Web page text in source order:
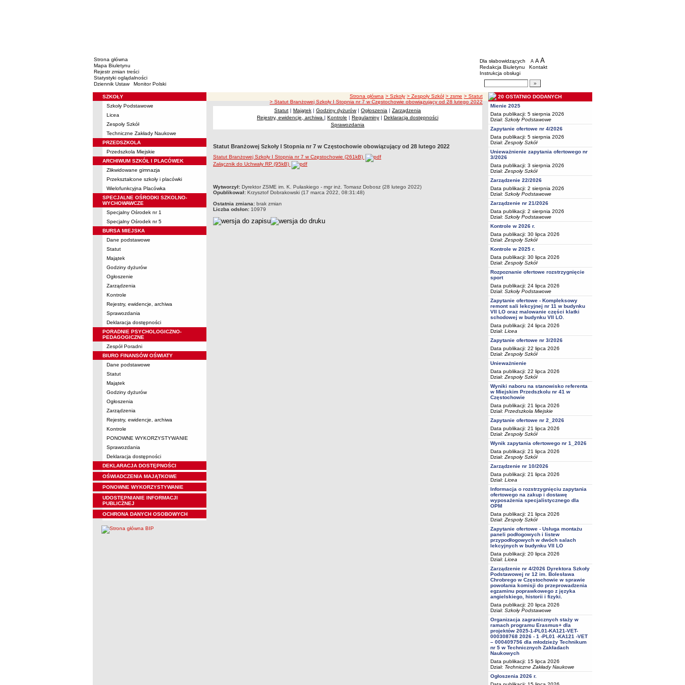
Strona główna
Mapa Biuletynu
Rejestr zmian treści
Statystyki oglądalności
Dziennik Ustaw
Monitor Polski
BIP - Oświata Częstochowa
Menu dodatkowe
Dla słabowidzących A pomniejsz czcionkę
A standardowy rozmiar czcionki
A
Redakcja Biuletynu
Kontakt
Instrukcja obsługi
Wyszukiwarka artykułów
Menu
SZKOŁY
Szkoły Podstawowe
Licea
Zespoły Szkół
Techniczne Zakłady Naukowe
PRZEDSZKOLA
Przedszkola Miejskie
ARCHIWUM SZKÓŁ I PLACÓWEK
Zlikwidowane gimnazja
Przekształcone szkoły i placówki
Wielofunkcyjna Placówka
SPECJALNE OŚRODKI SZKOLNO-
WYCHOWAWCZE
Specjalny Ośrodek nr 1
Specjalny Ośrodek nr 5
BURSA MIEJSKA
Dane podstawowe
Statut
Majątek
Godziny dyżurów
Ogłoszenie
Zarządzenia
Kontrole
Rejestry, ewidencje, archiwa
Sprawozdania
Deklaracja dostępności
PORADNIE PSYCHOLOGICZNO-
PEDAGOGICZNE
Zespół Poradni
BIURO FINANSÓW OŚWIATY
Dane podstawowe
Statut
Majątek
Godziny dyżurów
Ogłoszenia
Zarządzenia
Rejestry, ewidencje, archiwa
Kontrole
PONOWNE WYKORZYSTYWANIE
Sprawozdania
Deklaracja dostępności
DEKLARACJA DOSTĘPNOŚCI
OŚWIADCZENIA MAJĄTKOWE
PONOWNE WYKORZYSTYWANIE
UDOSTĘPNIANIE INFORMACJI
PUBLICZNEJ
OCHRONA DANYCH OSOBOWYCH
ścieżka nawigacji
Strona główna > Szkoły > Zespoły Szkół > zsme > Statut
> Statut Branżowej Szkoły I Stopnia nr 7 w Częstochowie obowiązujący od 28 lutego 2022
Statut | Majątek | Godziny dyżurów| Ogłoszenia | Zarządzenia
Rejestry, ewidencje, archiwa | Kontrole | Regulaminy | Deklaracja dostępności
Sprawozdania
Statut Branżowej Szkoły I Stopnia nr 7 w Częstochowie obowiązujący od 28 lutego 2022
Statut Branżowej Szkoły I Stopnia nr 7 w Częstochowie (261kB)
Załącznik do Uchwały RP (95kB)
metryczka
Wytworzył: Dyrektor ZSME im. K. Pułaskiego - mgr inż. Tomasz Dobosz (28 lutego 2022)
Opublikował: Krzysztof Dobrakowski (17 marca 2022, 08:31:48)
Ostatnia zmiana: brak zmian
Liczba odsłon: 10979
20 OSTATNIO DODANYCH
Mienie 2025
Data publikacji: 5 sierpnia 2026
Dział: Szkoły Podstawowe
Zapytanie ofertowe nr 4/2026
Data publikacji: 5 sierpnia 2026
Dział: Zespoły Szkół
Unieważnienie zapytania ofertowego nr
3/2026
Data publikacji: 3 sierpnia 2026
Dział: Zespoły Szkół
Zarządzenie 22/2026
Data publikacji: 2 sierpnia 2026
Dział: Szkoły Podstawowe
Zarządzenie nr 21/2026
Data publikacji: 2 sierpnia 2026
Dział: Szkoły Podstawowe
Kontrole w 2026 r.
Data publikacji: 30 lipca 2026
Dział: Zespoły Szkół
Kontrole w 2025 r.
Data publikacji: 30 lipca 2026
Dział: Zespoły Szkół
Rozpoznanie ofertowe rozstrzygnięcie
sport
Data publikacji: 24 lipca 2026
Dział: Szkoły Podstawowe
Zapytanie ofertowe - Kompleksowy
remont sali lekcyjnej nr 11 w budynku
VII LO oraz malowanie części klatki
schodowej w budynku VII LO.
Data publikacji: 24 lipca 2026
Dział: Licea
Zapytanie ofertowe nr 3/2026
Data publikacji: 22 lipca 2026
Dział: Zespoły Szkół
Unieważnienie
Data publikacji: 22 lipca 2026
Dział: Zespoły Szkół
Wyniki naboru na stanowisko referenta
w Miejskim Przedszkolu nr 41 w
Częstochowie
Data publikacji: 21 lipca 2026
Dział: Przedszkola Miejskie
Zapytanie ofertowe nr 2_2026
Data publikacji: 21 lipca 2026
Dział: Zespoły Szkół
Wynik zapytania ofertowego nr 1_2026
Data publikacji: 21 lipca 2026
Dział: Zespoły Szkół
Zarządzenie nr 10/2026
Data publikacji: 21 lipca 2026
Dział: Licea
Informacja o rozstrzygnięciu zapytania
ofertowego na zakup i dostawę
wyposażenia specjalistycznego dla
OPM
Data publikacji: 21 lipca 2026
Dział: Zespoły Szkół
Zapytanie ofertowe - Usługa montażu
paneli podłogowych i listew
przypodłogowych w dwóch salach
lekcyjnych w budynku VII LO
Data publikacji: 20 lipca 2026
Dział: Licea
Zarządzenie nr 4/2026 Dyrektora Szkoły
Podstawowej nr 12 im. Bolesława
Chrobrego w Częstochowie w sprawie
powołania komisji do przeprowadzenia
egzaminu poprawkowego z języka
angielskiego, historii i fizyki.
Data publikacji: 20 lipca 2026
Dział: Szkoły Podstawowe
Organizacja zagranicznych staży w
ramach programu Erasmus+ dla
projektów 2025-1-PL01-KA121-VET-
000308768 2026 - 1 -PL01 -KA121 -VET
– 000409756 dla młodzieży Technikum
nr 5 w Technicznych Zakładach
Naukowych
Data publikacji: 15 lipca 2026
Dział: Techniczne Zakłady Naukowe
Ogłoszenia 2026 r.